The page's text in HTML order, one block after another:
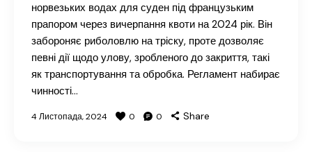
норвезьких водах для суден під французьким
прапором через вичерпання квоти на 2024 рік. Він
забороняє риболовлю на тріску, проте дозволяє
певні дії щодо улову, зробленого до закриття, такі
як транспортування та обробка. Регламент набирає
чинності…
4 Листопада, 2024 0 0 Share